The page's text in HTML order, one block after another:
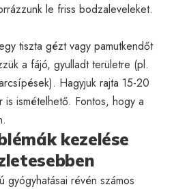
le friss bodzaleveleket.
tiszta gézt vagy pamutkendőt
a fájó, gyulladt területre (pl.
Hagyjuk rajta 15-20
ismételhető. Fontos, hogy a
kezelése
gyógyhatásai révén számos